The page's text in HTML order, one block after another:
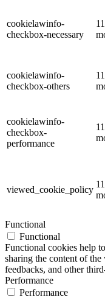
cookielawinfo-
checkbox-necessary
11
cookielawinfo-
checkbox-others
11
cookielawinfo-
checkbox-
performance
11
viewed_cookie_policy
11
Functional
Functional
Functional cookies help
sharing the content of
feedbacks, and other
Performance
Performance